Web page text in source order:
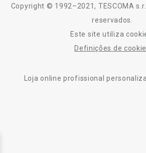
Copyright © 1992–2021, TESCOMA
reservados.
Este site utiliza
Definições de
Loja online profissional